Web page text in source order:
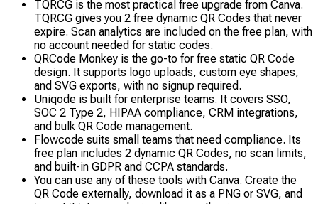
TQRCG is the most practical free upgrade from Canva.
TQRCG gives you 2 free dynamic QR Codes that never
expire. Scan analytics are included on the free plan, with
no account needed for static codes.
QRCode Monkey is the go-to for free static QR Code
design. It supports logo uploads, custom eye shapes,
and SVG exports, with no signup required.
Uniqode is built for enterprise teams. It covers SSO,
SOC 2 Type 2, HIPAA compliance, CRM integrations,
and bulk QR Code management.
Flowcode suits small teams that need compliance. Its
free plan includes 2 dynamic QR Codes, no scan limits,
and built-in GDPR and CCPA standards.
You can use any of these tools with Canva. Create the
QR Code externally, download it as a PNG or SVG, and